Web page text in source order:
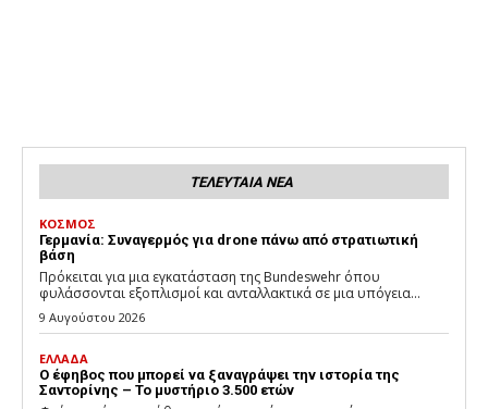
ΤΕΛΕΥΤΑΙΑ ΝΕΑ
ΚΟΣΜΟΣ
Γερμανία: Συναγερμός για drone πάνω από στρατιωτική
βάση
Πρόκειται για μια εγκατάσταση της Bundeswehr όπου
φυλάσσονται εξοπλισμοί και ανταλλακτικά σε μια υπόγεια...
9 Αυγούστου 2026
ΕΛΛΑΔΑ
Ο έφηβος που μπορεί να ξαναγράψει την ιστορία της
Σαντορίνης – Το μυστήριο 3.500 ετών